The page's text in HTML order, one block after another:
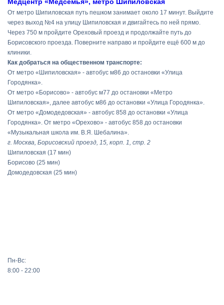
От метро Шипиловская путь пешком занимает около 17 минут. Выйдите
через выход №4 на улицу Шипиловская и двигайтесь по ней прямо.
Через 750 м пройдите Ореховый проезд и продолжайте путь до
Борисовского проезда. Поверните направо и пройдите ещё 600 м до
клиники.
Как добраться на общественном транспорте:
От метро «Шипиловская» - автобус м86 до остановки «Улица
Городянка».
От метро «Борисово» - автобус м77 до остановки «Метро
Шипиловская», далее автобус м86 до остановки «Улица Городянка».
От метро «Домодедовская» - автобус 858 до остановки «Улица
Городянка». От метро «Орехово» - автобус 858 до остановки
«Музыкальная школа им. В.Я. Шебалина».
г. Москва, Борисовский проезд, 15, корп. 1, стр. 2
Шипиловская (17 мин)
Борисово (25 мин)
Домодедовская (25 мин)
Пн-Вс:
8:00 - 22:00